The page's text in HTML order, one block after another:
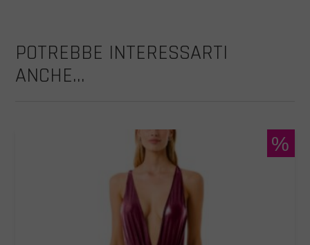
POTREBBE INTERESSARTI
ANCHE...
%